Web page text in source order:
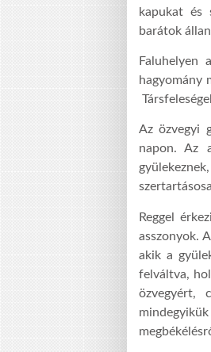
kapukat és
barátok
Faluhelyen
hagyomány
Az özvegyi
napon. Az
Reggel
asszonyok.
akik a
felváltva,
özvegyért,